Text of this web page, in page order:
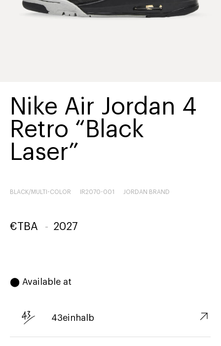
Nike Air Jordan 4
Retro “Black
Laser”
BLACK/MULTI-COLOR IR2070-001 JORDAN BRAND
€TBA - 2027
⬤ Available at
43einhalb ↗︎